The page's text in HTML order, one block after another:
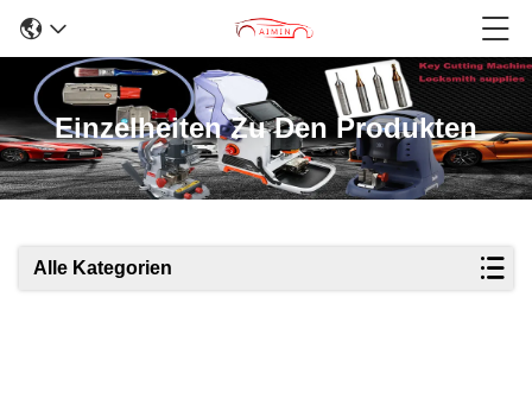
Einzelheiten Zu Den Produkten
Alle Kategorien